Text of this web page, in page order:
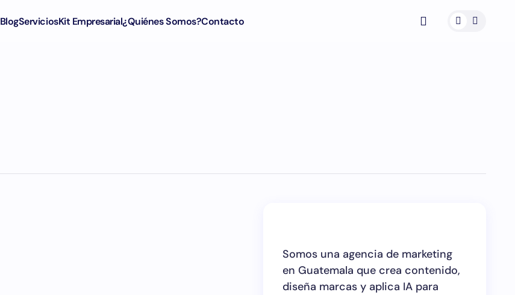
BlogServiciosKit Empresarial¿Quiénes Somos?Contacto
Somos una agencia de marketing
en Guatemala que crea contenido,
diseña marcas y aplica IA para